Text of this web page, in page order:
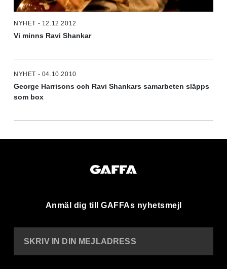
NYHET - 12.12.2012
Vi minns Ravi Shankar
NYHET - 04.10.2010
George Harrisons och Ravi Shankars samarbeten släpps
som box
Anmäl dig till GAFFAs nyhetsmejl
SKRIV IN DIN MEJLADRESS